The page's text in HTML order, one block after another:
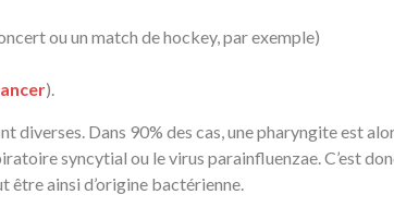
ou un match de hockey, par exemple)
).
diverses. Dans 90% des cas, une pharyngite est
syncytial ou le virus parainfluenzae. C’est
ainsi d’origine bactérienne.